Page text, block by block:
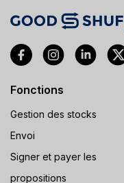
Fonctions
Gestion des stocks
Envoi
Signer et payer les
propositions